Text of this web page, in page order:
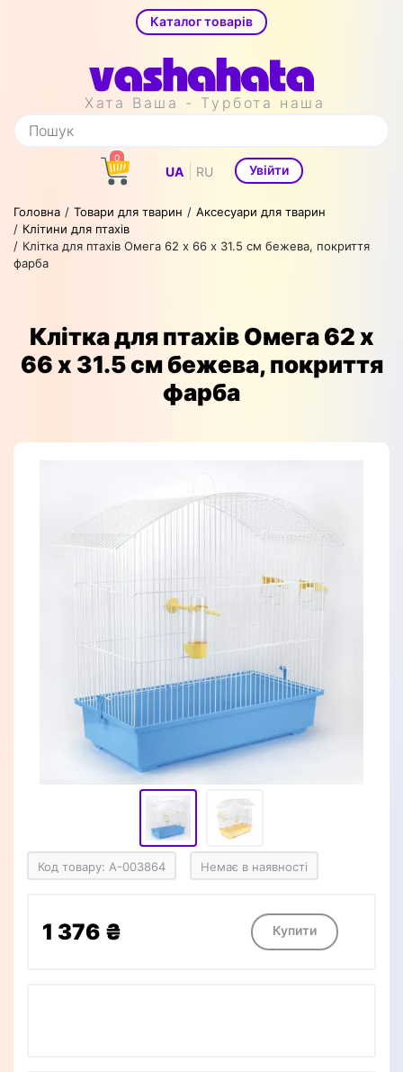
Каталог товарів
Хата Ваша - Турбота наша
0
UA RU Увійти
Головна Товари для тварин
Аксесуари для тварин
Клітини для птахів
Клітка для птахів Омега 62 х 66 х 31.5 см бежева, покриття
фарба
Клітка для птахів Омега 62 х
66 х 31.5 см бежева, покриття
фарба
Код товару: A-003864 Немає в наявності
1 376 ₴ Купити